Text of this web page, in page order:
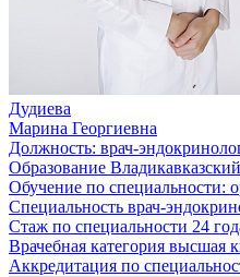
Дудиева
Марина Георгиевна
Должность: врач-
Образование
Обучение по специальности:
Специальность врач-
Стаж по специальности 24
Врачебная категория высшая
Аккредитация по